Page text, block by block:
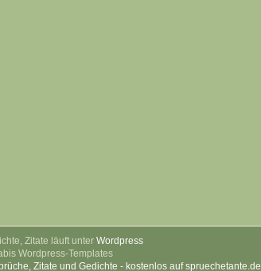
Zitate läuft unter Wordpress
Wordpress-Templates
Zitate und Gedichte - kostenlos auf spruechetante.de